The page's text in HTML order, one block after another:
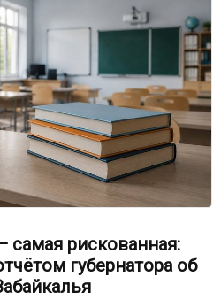
рискованная:
губернатора об